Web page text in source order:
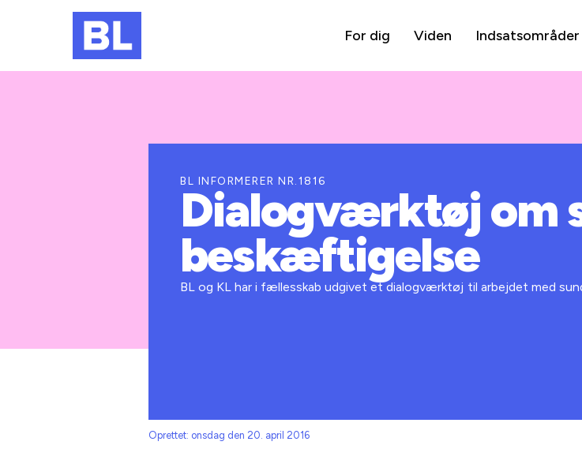
For dig Viden Indsatsområder
BL INFORMERER NR.1816
Dialogværktøj om
beskæftigelse
BL og KL har i fællesskab udgivet et dialogværktøj til arbejdet med
Oprettet: onsdag den 20. april 2016